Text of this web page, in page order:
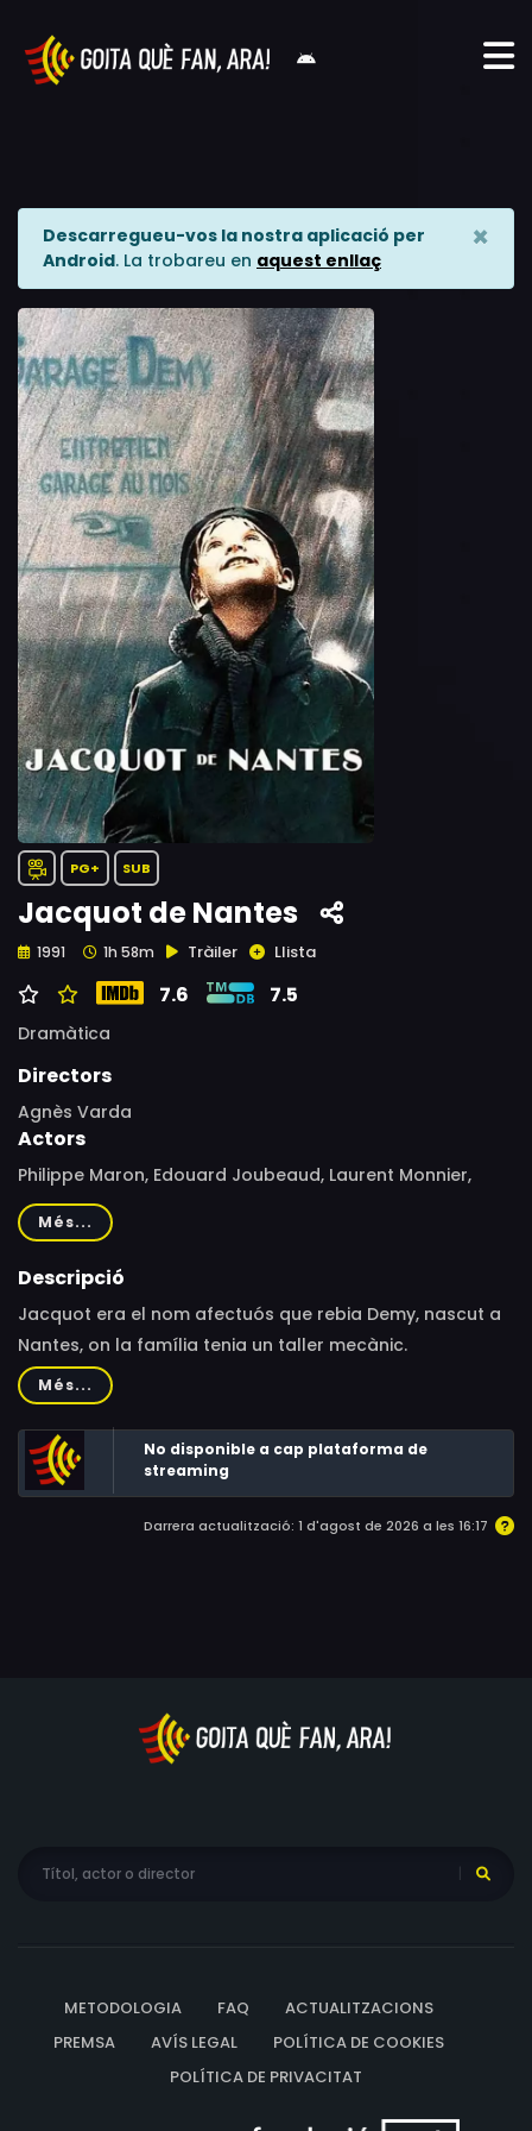
Descarregueu-vos la nostra aplicació per
Android. La trobareu en aquest enllaç
×
PG+ SUB
Jacquot de Nantes
1991 1h 58m Tràiler Llista
7.6 7.5
Dramàtica
Directors
Agnès Varda
Actors
Philippe Maron, Edouard Joubeaud, Laurent Monnier,
Brigitte De Villepoix, Daniel Dublet, Clément Delaroche,
Rody Averty, Hélène Pors, Marie-Sidonie Benoist, Jérémie
Bernard, Cédric Michaud, Jacques Demy, Agnès Varda,
Lebreton, Céline Guicheteau, Jean-Charles Hernot,
Edwige Delaunay
Més...
Descripció
Jacquot era el nom afectuós que rebia Demy, nascut a
Nantes, on la família tenia un taller mecànic.
Més...
No disponible a cap plataforma de
streaming
Darrera actualització: 1 d'agost de 2026 a les 16:17
METODOLOGIA FAQ
ACTUALITZACIONS
PREMSA
AVÍS LEGAL
POLÍTICA DE COOKIES
POLÍTICA DE PRIVACITAT